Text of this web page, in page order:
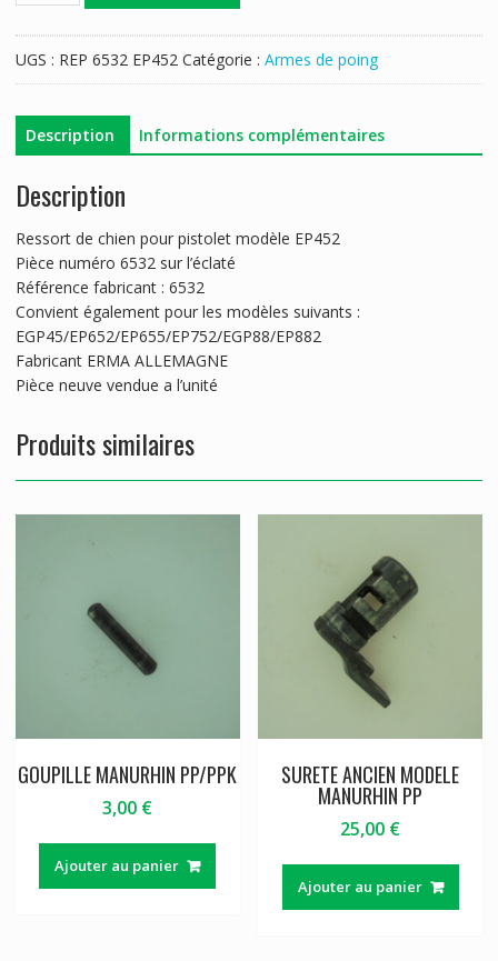
ERMA
UGS : REP 6532 EP452 Catégorie : Armes de poing
Description Informations complémentaires
Description
Ressort de chien pour pistolet modèle EP452
Pièce numéro 6532 sur l’éclaté
Référence fabricant : 6532
Convient également pour les modèles suivants :
EGP45/EP652/EP655/EP752/EGP88/EP882
Fabricant ERMA ALLEMAGNE
Pièce neuve vendue a l’unité
Produits similaires
GOUPILLE MANURHIN PP/PPK
3,00 €
Ajouter au panier
SURETE ANCIEN MODELE
MANURHIN PP
25,00 €
Ajouter au panier